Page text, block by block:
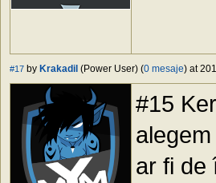
#17 by Krakadil (Power User) (0 mesaje) at
#15
ar fi de